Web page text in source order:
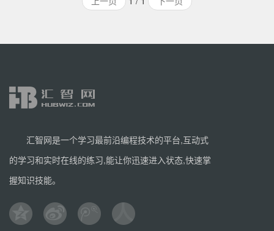
制器C。它最初是被开发来用于管理劳伦斯出版集团旗下的
汇智网是一个学习最前沿编程技术的平台,互动式
的学习和实时在线的练习,能让你迅速进入状态,快速掌
握知识技能。